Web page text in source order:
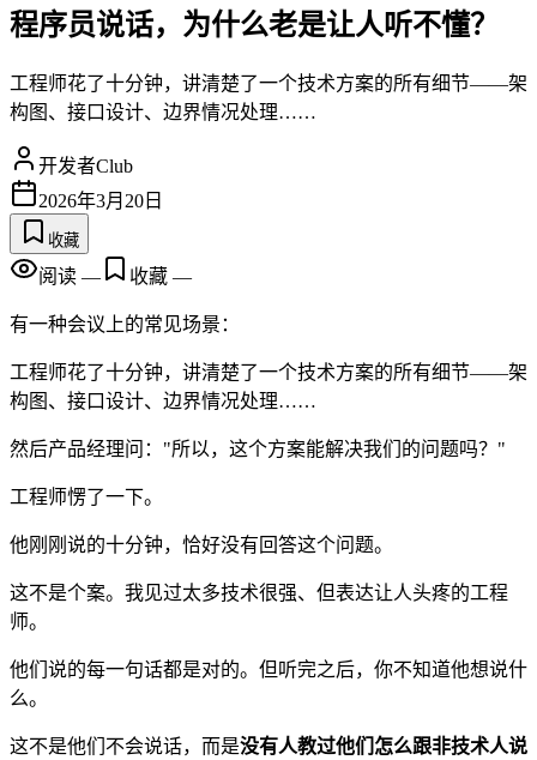
程序员说话，为什么老是让人听不懂？
工程师花了十分钟，讲清楚了一个技术方案的所有细节——架
构图、接口设计、边界情况处理……
开发者Club
2026年3月20日
收藏
阅读 — 收藏 —
有一种会议上的常见场景：
工程师花了十分钟，讲清楚了一个技术方案的所有细节——架
构图、接口设计、边界情况处理……
然后产品经理问："所以，这个方案能解决我们的问题吗？"
工程师愣了一下。
他刚刚说的十分钟，恰好没有回答这个问题。
这不是个案。我见过太多技术很强、但表达让人头疼的工程
师。
他们说的每一句话都是对的。但听完之后，你不知道他想说什
么。
这不是他们不会说话，而是没有人教过他们怎么跟非技术人说